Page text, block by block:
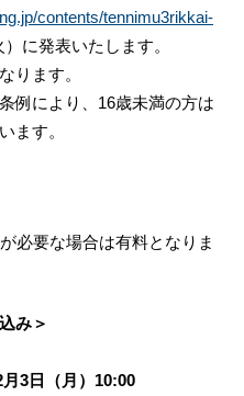
contents/tennimu3rikkai-
に発表いたします。
ります。
例により、16歳未満の方は
ます。
必要な場合は有料となりま
み＞
3日（月）10:00